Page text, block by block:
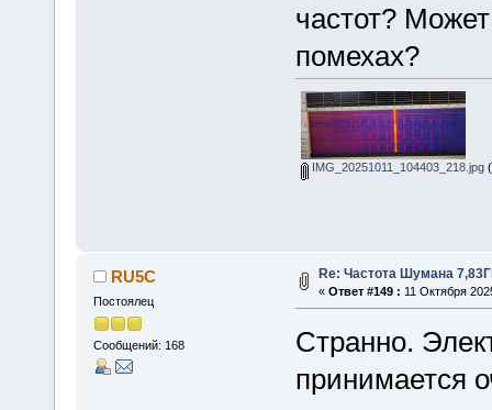
частот?
помехах?
IMG_20251011_104403_218.jpg
RU5C
Постоялец
Сообщений: 168
Re: Частота Шумана
« Ответ #149 : 11 Октября
Странно.
принимается